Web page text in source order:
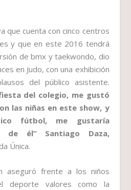
que cuenta con cinco centros
y que en este 2016 tendrá
de bmx y taekwondo, dio
en Judo, con una exhibición
del público asistente.
del colegio, me gustó
las niñas en este show, y
fútbol, me gustaría
de él” Santiago Daza,
Única.
aseguró frente a los niños
deporte valores como la